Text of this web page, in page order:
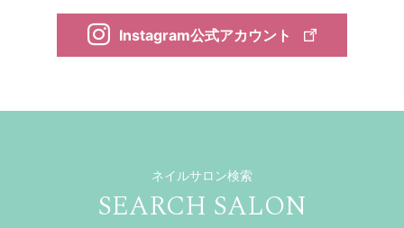
Instagram公式アカウント
ネイルサロン検索
SEARCH SALON